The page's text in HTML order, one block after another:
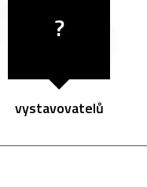
?
vystavovatelů